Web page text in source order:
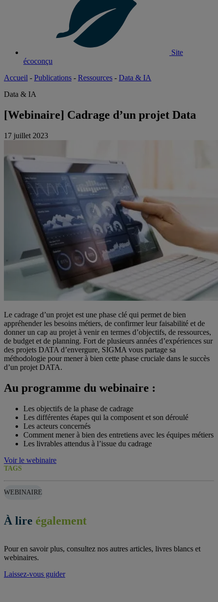
Site
écoconçu
Accueil - Publications - Ressources - Data & IA
Data & IA
[Webinaire] Cadrage d’un projet Data
17 juillet 2023
Le cadrage d’un projet est une phase clé qui permet de bien
appréhender les besoins métiers, de confirmer leur faisabilité et de
donner un cap au projet à venir en termes d’objectifs, de ressources,
de budget et de planning. Fort de plusieurs années d’expériences sur
des projets DATA d’envergure, SIGMA vous partage sa
méthodologie pour mener à bien cette phase cruciale dans le succès
d’un projet DATA.
Au programme du webinaire :
Les objectifs de la phase de cadrage
Les différentes étapes qui la composent et son déroulé
Les acteurs concernés
Comment mener à bien des entretiens avec les équipes métiers
Les livrables attendus à l’issue du cadrage
Voir le webinaire
TAGS
WEBINAIRE
À lire également
Pour en savoir plus, consultez nos autres articles, livres blancs et
webinaires.
Laissez-vous guider